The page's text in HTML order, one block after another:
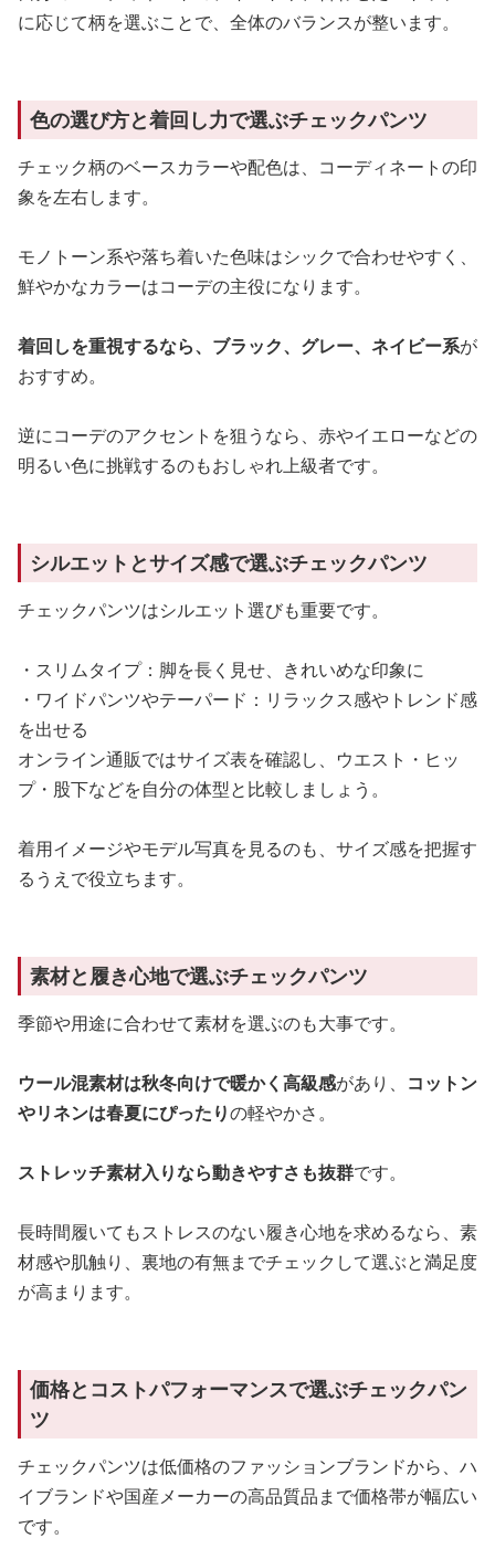
に応じて柄を選ぶことで、全体のバランスが整います。
色の選び方と着回し力で選ぶチェックパンツ
チェック柄のベースカラーや配色は、コーディネートの印
象を左右します。
モノトーン系や落ち着いた色味はシックで合わせやすく、
鮮やかなカラーはコーデの主役になります。
着回しを重視するなら、ブラック、グレー、ネイビー系が
おすすめ。
逆にコーデのアクセントを狙うなら、赤やイエローなどの
明るい色に挑戦するのもおしゃれ上級者です。
シルエットとサイズ感で選ぶチェックパンツ
チェックパンツはシルエット選びも重要です。
・スリムタイプ：脚を長く見せ、きれいめな印象に
・ワイドパンツやテーパード：リラックス感やトレンド感
を出せる
オンライン通販ではサイズ表を確認し、ウエスト・ヒッ
プ・股下などを自分の体型と比較しましょう。
着用イメージやモデル写真を見るのも、サイズ感を把握す
るうえで役立ちます。
素材と履き心地で選ぶチェックパンツ
季節や用途に合わせて素材を選ぶのも大事です。
ウール混素材は秋冬向けで暖かく高級感があり、 コットン
やリネンは春夏にぴったりの軽やかさ。
ストレッチ素材入りなら動きやすさも抜群です。
長時間履いてもストレスのない履き心地を求めるなら、素
材感や肌触り、裏地の有無までチェックして選ぶと満足度
が高まります。
価格とコストパフォーマンスで選ぶチェックパン
ツ
チェックパンツは低価格のファッションブランドから、ハ
イブランドや国産メーカーの高品質品まで価格帯が幅広い
です。